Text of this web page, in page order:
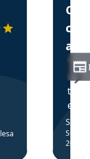
SGC: